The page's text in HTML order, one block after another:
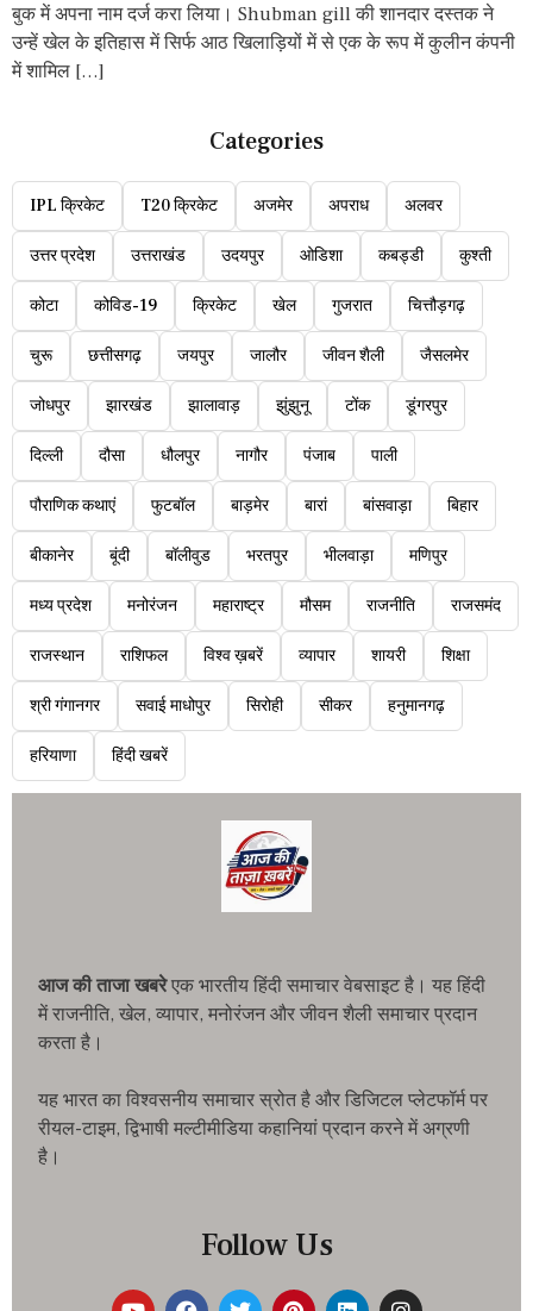
बुक में अपना नाम दर्ज करा लिया। Shubman gill की शानदार दस्तक ने
उन्हें खेल के इतिहास में सिर्फ आठ खिलाड़ियों में से एक के रूप में कुलीन कंपनी
में शामिल […]
Categories
IPL क्रिकेट T20 क्रिकेट अजमेर अपराध अलवर
उत्तर प्रदेश उत्तराखंड उदयपुर ओडिशा कबड्डी कुश्ती
कोटा कोविड-19 क्रिकेट खेल गुजरात चित्तौड़गढ़
चुरू छत्तीसगढ़ जयपुर जालौर जीवन शैली जैसलमेर
जोधपुर झारखंड झालावाड़ झुंझुनू टोंक डूंगरपुर
दिल्ली दौसा धौलपुर नागौर पंजाब पाली
पौराणिक कथाएं फुटबॉल बाड़मेर बारां बांसवाड़ा बिहार
बीकानेर बूंदी बॉलीवुड भरतपुर भीलवाड़ा मणिपुर
मध्य प्रदेश मनोरंजन महाराष्ट्र मौसम राजनीति राजसमंद
राजस्थान राशिफल विश्व ख़बरें व्यापार शायरी शिक्षा
श्री गंगानगर सवाई माधोपुर सिरोही सीकर हनुमानगढ़
हरियाणा हिंदी खबरें
आज की ताजा खबरेएक भारतीय हिंदी समाचार वेबसाइट है। यह हिंदी
में राजनीति, खेल, व्यापार, मनोरंजन और जीवन शैली समाचार प्रदान
करता है।
यह भारत का विश्वसनीय समाचार स्रोत है और डिजिटल प्लेटफॉर्म पर
रीयल-टाइम, द्विभाषी मल्टीमीडिया कहानियां प्रदान करने में अग्रणी
है।
Follow Us